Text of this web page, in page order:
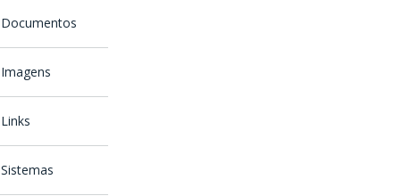
Documentos
Imagens
Links
Sistemas